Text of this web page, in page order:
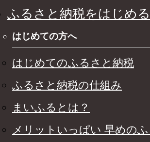
ふるさと納税をはじめる
はじめての方へ
はじめてのふるさと納税
ふるさと納税の仕組み
まいふるとは？
メリットいっぱい 早めの